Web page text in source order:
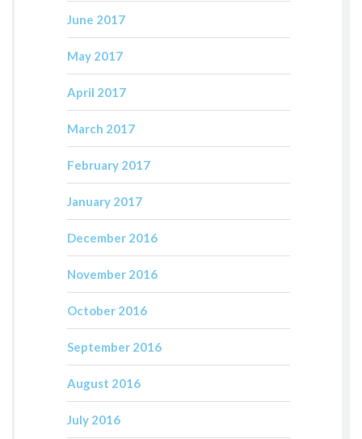
June 2017
May 2017
April 2017
March 2017
February 2017
January 2017
December 2016
November 2016
October 2016
September 2016
August 2016
July 2016